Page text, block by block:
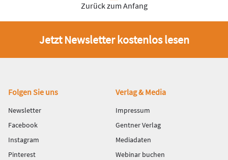
Zurück zum Anfang
Jetzt Newsletter kostenlos lesen
Fußbereich
Folgen Sie uns
Newsletter
Facebook
Instagram
Pinterest
Verlag & Media
Impressum
Gentner Verlag
Mediadaten
Webinar buchen